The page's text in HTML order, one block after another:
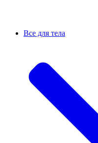
Все для тела